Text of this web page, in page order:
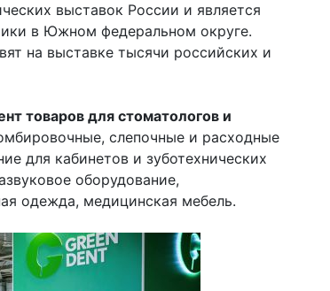
выставок России и является
в Южном федеральном округе.
на выставке тысячи российских и
товаров для стоматологов и
слепочные и расходные
для кабинетов и зуботехнических
оборудование,
одежда, медицинская мебель.